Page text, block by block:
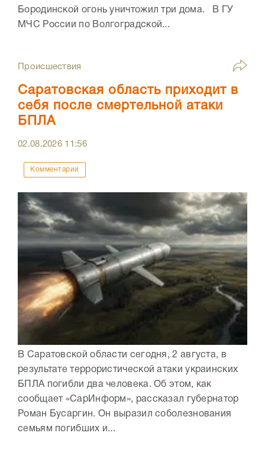
Бородинской огонь уничтожил три дома. В ГУ
МЧС России по Волгоградской...
Происшествия
Саратовская область приходит в
себя после смертельной атаки
БПЛА
02.08.2026 11:56
Комментарии
В Саратовской области сегодня, 2 августа, в
результате террористической атаки украинских
БПЛА погибли два человека. Об этом, как
сообщает «СарИнформ», рассказал губернатор
Роман Бусаргин. Он выразил соболезнования
семьям погибших и...